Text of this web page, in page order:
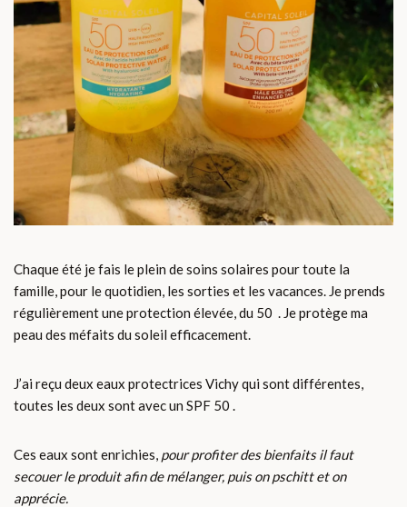
Chaque été je fais le plein de soins solaires pour toute la
famille, pour le quotidien, les sorties et les vacances. Je prends
régulièrement une protection élevée, du 50 . Je protège ma
peau des méfaits du soleil efficacement.
J’ai reçu deux eaux protectrices Vichy qui sont différentes,
toutes les deux sont avec un SPF 50 .
Ces eaux sont enrichies, pour profiter des bienfaits il faut
secouer le produit afin de mélanger, puis on pschitt et on
apprécie.